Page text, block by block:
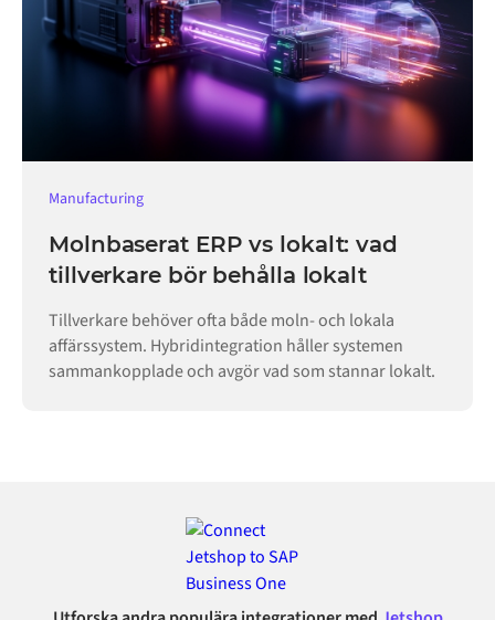
Manufacturing
Molnbaserat ERP vs lokalt: vad
tillverkare bör behålla lokalt
Tillverkare behöver ofta både moln- och lokala
affärssystem. Hybridintegration håller systemen
sammankopplade och avgör vad som stannar lokalt.